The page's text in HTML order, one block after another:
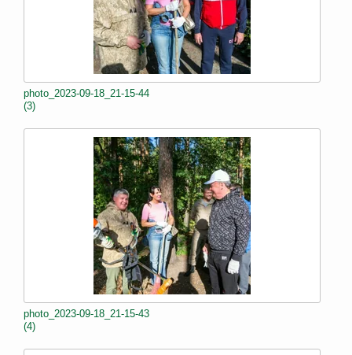
photo_2023-09-18_21-15-44
(3)
photo_2023-09-18_21-15-43
(4)